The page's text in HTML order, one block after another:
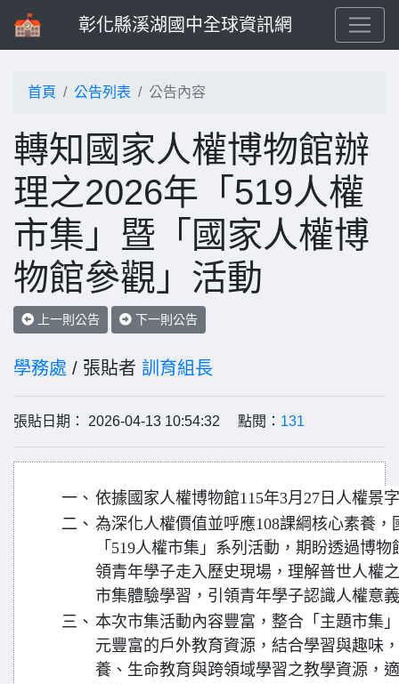
彰化縣溪湖國中全球資訊網
首頁 公告列表 公告內容
轉知國家人權博物館辦
理之2026年「519人權
市集」暨「國家人權博
物館參觀」活動
上一則公告 下一則公告
學務處 / 張貼者 訓育組長
張貼日期： 2026-04-13 10:54:32 點閱： 131
一、 依據國家人權博物館115年3月27日人權景
二、 為深化人權價值並呼應108課綱核心素養，
「519人權市集」系列活動，期盼透過博
領青年學子走入歷史現場，理解普世人權
市集體驗學習，引領青年學子認識人權意
三、 本次市集活動內容豐富，整合「主題市集
元豐富的戶外教育資源，結合學習與趣味
養、生命教育與跨領域學習之教學資源，